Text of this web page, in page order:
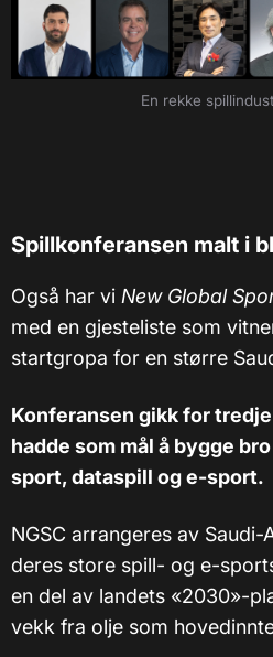
En rekke
Spillkonferansen malt i
Også har vi New Global
med en gjesteliste som
startgropa for en større
Konferansen gikk for
hadde som mål å bygge
sport, dataspill og e-sport.
NGSC arrangeres av
deres store spill- og e-
en del av landets «2030»-
vekk fra olje som